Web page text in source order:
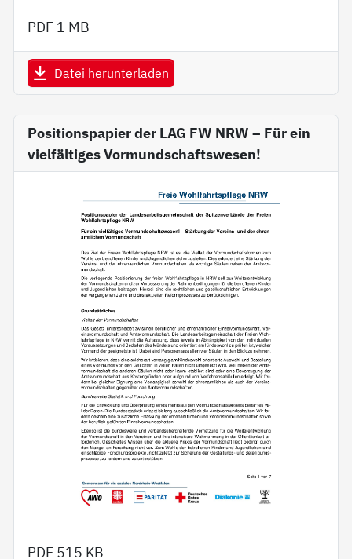
PDF 1 MB
Datei herunterladen
Positionspapier der LAG FW NRW – Für ein
vielfältiges Vormundschaftswesen!
PDF 515 KB